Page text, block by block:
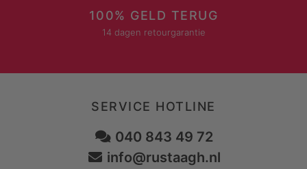
100% GELD TERUG
14 dagen retourgarantie
SERVICE HOTLINE
040 843 49 72
info@rustaagh.nl